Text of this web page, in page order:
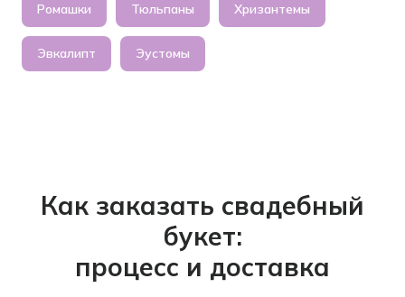
Ромашки Тюльпаны Хризантемы
Эвкалипт Эустомы
Как заказать свадебный
букет:
процесс и доставка